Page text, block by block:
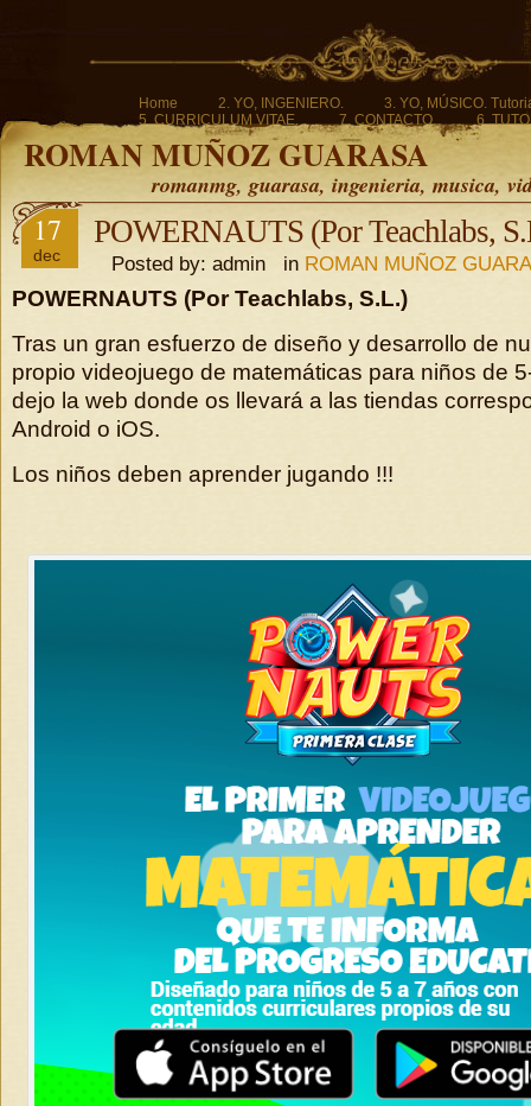
Home 2. YO, INGENIERO.
3. YO, MÚSICO.
5. CURRICULUM VITAE.
7. CONTACTO. 6.
ROMAN MUÑOZ GUARASA
romanmg, guarasa, ingenieria, musica,
17
dec
POWERNAUTS (Por Teachlabs,
Posted by: admin in ROMAN MUÑOZ
POWERNAUTS (Por Teachlabs, S.L.)
Tras un gran esfuerzo de diseño y desarrollo de
propio videojuego de matemáticas para niños de
dejo la web donde os llevará a las tiendas
Android o iOS.
Los niños deben aprender jugando !!!